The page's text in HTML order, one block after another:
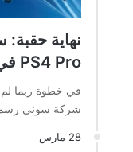
PS4 Pro في اليابان منذ عام!
في خطوة ربما لم
شركة سوني
28 مارس